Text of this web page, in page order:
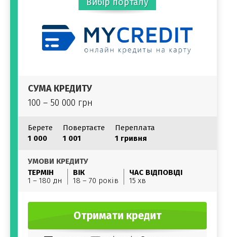
СУМА КРЕДИТУ
100 – 50 000 грн
Берете
1 000
Повертаєте
1 001
Переплата
1 гривня
УМОВИ КРЕДИТУ
ТЕРМІН
1 – 180 дн
ВІК
18 – 70 років
ЧАС ВІДПОВІДІ
15 хв
Отримати кредит